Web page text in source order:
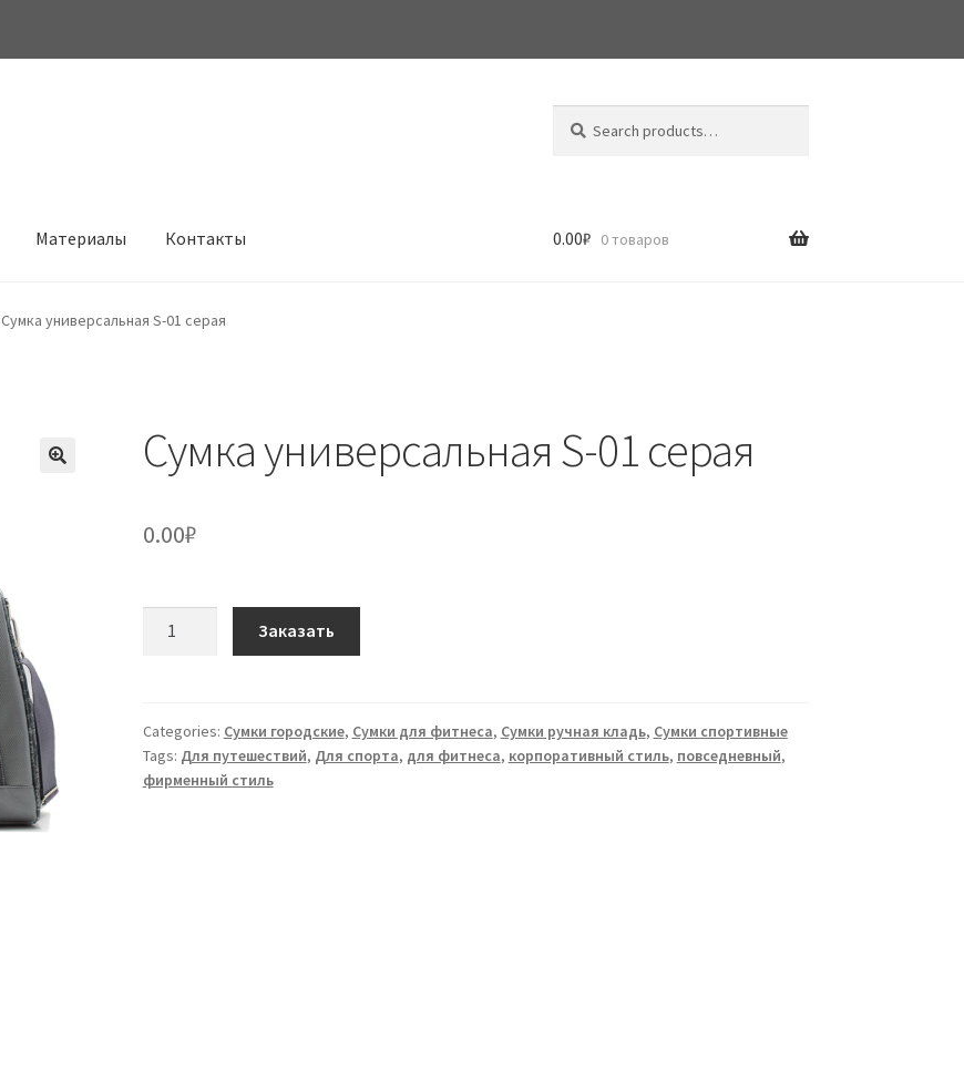
for:
Материалы Контакты 0.00₽ 0 товаров
Сумка универсальная S-01 серая
Сумка универсальная S-01 серая
0.00₽
серая
quantity
Заказать
Categories: Сумки городские, Сумки для фитнеса, Сумки ручная кладь, Сумки спортивные
Tags: Для путешествий, Для спорта, для фитнеса, корпоративный стиль, повседневный,
фирменный стиль